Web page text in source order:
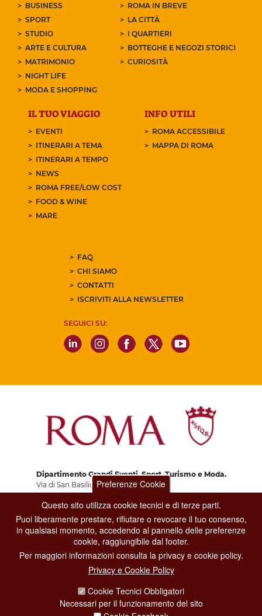
BUSINESS
SPORT
STUDIO
ARTE E CULTURA
MATRIMONIO
NIGHT LIFE
MODA E SHOPPING
ROMA IN BREVE
LA CITTÀ
I QUARTIERI
BOTTEGHE E NEGOZI STORICI
CURIOSITÀ
IL TUO VIAGGIO
EVENTI
ITINERARI A TEMA
ITINERARI A TEMPO
NEWS
ROMA FREE/LOW COST
FOOD & WINE
MARE
INFO UTILI
ROMA ACCESSIBILE
MAPPA DI ROMA
FAQ
CHI SIAMO
CONTATTI
ISCRIVITI ALLA NEWSLETTER
SEGUICI SU:
Dipartimento Grandi Eventi, Sport, Turismo e Moda.
Via di San Basilio, 51
00187 Roma
CONTACT CENTER TEL. 06 06 08
CONTATTA LA REDAZIONE
SOCIAL MEDIA POLICY
Preferenze Cookie
Questo sito utilizza cookie tecnici e di terze parti.
Puoi liberamente prestare, rifiutare o revocare il tuo consenso,
in qualsiasi momento, accedendo al pannello delle preferenze
cookie, raggiungibile dal footer.
Per maggiori informazioni consulta la privacy e cookie policy.
Privacy e Cookie Policy
Cookie Tecnici Obbligatori
Necessari per il funzionamento del sito